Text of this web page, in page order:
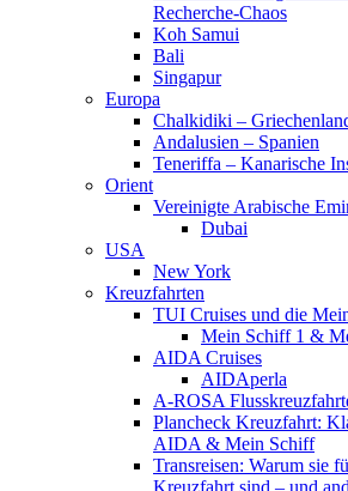
Recherche-Chaos
Koh Samui
Bali
Singapur
Europa
Chalkidiki –
Andalusien – Spanien
Teneriffa – Kanarische
Orient
Vereinigte Arabische
Dubai
USA
New York
Kreuzfahrten
TUI Cruises und die
Mein Schiff 1 &
AIDA Cruises
AIDAperla
A-ROSA
Plancheck Kreuzfahrt:
AIDA & Mein Schiff
Transreisen: Warum sie
Kreuzfahrt sind – und